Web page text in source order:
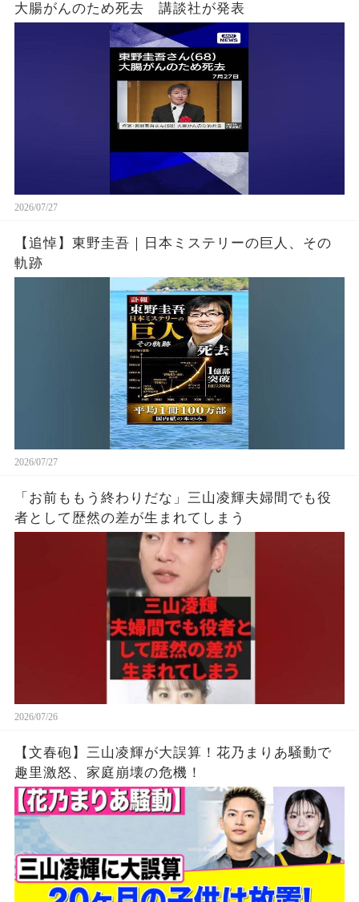
大腸がんのため死去 講談社が発表
2026/07/27
【追悼】東野圭吾｜日本ミステリーの巨人、その
軌跡
2026/07/27
「お前ももう終わりだな」三山凌輝夫婦間でも役
者として歴然の差が生まれてしまう
2026/07/26
【文春砲】三山凌輝が大誤算！花乃まりあ騒動で
趣里激怒、家庭崩壊の危機！